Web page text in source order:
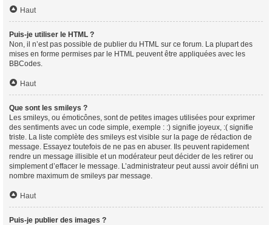
Haut
Puis-je utiliser le HTML ?
Non, il n’est pas possible de publier du HTML sur ce forum. La plupart des
mises en forme permises par le HTML peuvent être appliquées avec les
BBCodes.
Haut
Que sont les smileys ?
Les smileys, ou émoticônes, sont de petites images utilisées pour exprimer
des sentiments avec un code simple, exemple : :) signifie joyeux, :( signifie
triste. La liste complète des smileys est visible sur la page de rédaction de
message. Essayez toutefois de ne pas en abuser. Ils peuvent rapidement
rendre un message illisible et un modérateur peut décider de les retirer ou
simplement d’effacer le message. L’administrateur peut aussi avoir défini un
nombre maximum de smileys par message.
Haut
Puis-je publier des images ?